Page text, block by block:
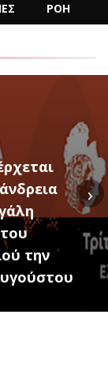
ΡΟΗ
Νέου
Ημαθίας
του
›